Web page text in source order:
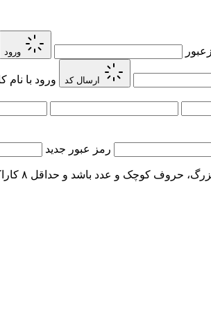
ورود
ارسال کد ورود با نام
رمز عبور جدید
کوچک و عدد باشد و حداقل ۸ کاراکتر داشته باشد.